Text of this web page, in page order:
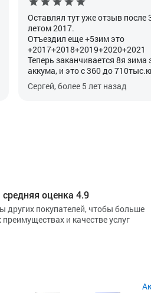
Оставлял тут уже отзыв после
летом 2017.
Отъездил еще +5зим это
+2017+2018+2019+2020+2021
Теперь заканчивается 8я зима
аккума, и это с 360 до
итого 350тыс.км на 2,0ТДИ
Б6.
потом как генератор дает (13,8-
До -12гр крутит и сейчас бодро,
с первого оборота, напряжение
падение на 4В, в молодости на
Сергей, более 5 лет назад
оценка 4.9
других покупателей, чтобы больше
и качестве услуг